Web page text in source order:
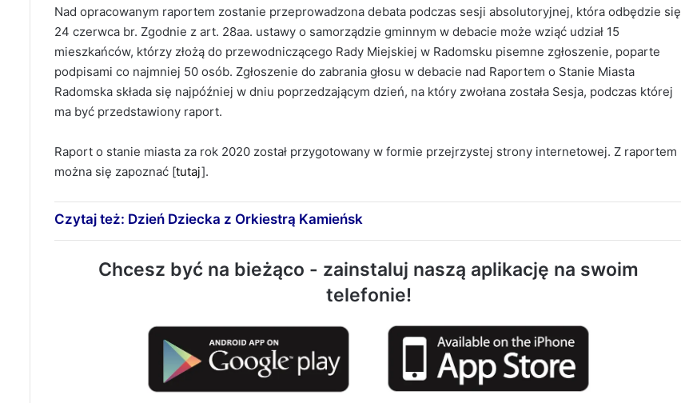
Nad opracowanym raportem zostanie przeprowadzona debata podczas sesji absolutoryjnej, która odbędzie się
24 czerwca br. Zgodnie z art. 28aa. ustawy o samorządzie gminnym w debacie może wziąć udział 15
mieszkańców, którzy złożą do przewodniczącego Rady Miejskiej w Radomsku pisemne zgłoszenie, poparte
podpisami co najmniej 50 osób. Zgłoszenie do zabrania głosu w debacie nad Raportem o Stanie Miasta
Radomska składa się najpóźniej w dniu poprzedzającym dzień, na który zwołana została Sesja, podczas której
ma być przedstawiony raport.
Raport o stanie miasta za rok 2020 został przygotowany w formie przejrzystej strony internetowej. Z raportem
można się zapoznać [tutaj].
Czytaj też: Dzień Dziecka z Orkiestrą Kamieńsk
Chcesz być na bieżąco - zainstaluj naszą aplikację na swoim
telefonie!
Tragiczny wypadek w Kobielach Wielkich.
Nie żyje 22-letni motocyklista
PUP w Radomsku ogłasza nabór wniosków
Życie bez alkoholu – lepszy wybór.